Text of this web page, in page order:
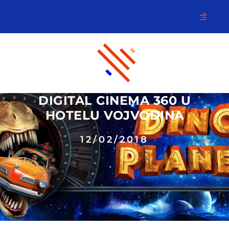
DIGITAL CINEMA 360 U
HOTELU VOJVODINA
12/02/2018